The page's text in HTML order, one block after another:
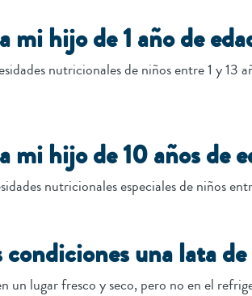
hijo de 1 año de
nutricionales de niños entre 1 y 13
mi hijo de 10 años de
nutricionales especiales de niños
una lata
un lugar fresco y seco, pero no en el